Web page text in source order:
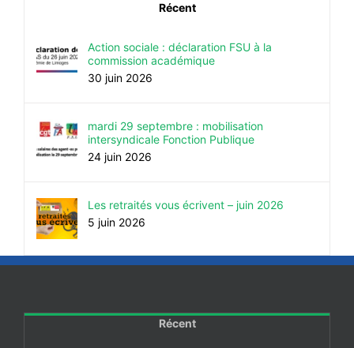
Récent
Action sociale : déclaration FSU à la
commission académique
30 juin 2026
mardi 29 septembre : mobilisation
intersyndicale Fonction Publique
24 juin 2026
Les retraités vous écrivent – juin 2026
5 juin 2026
Récent